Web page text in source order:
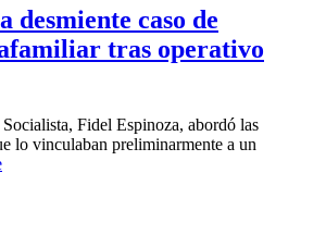
desmiente caso de
tras operativo
Fidel Espinoza, abordó las
lo vinculaban preliminarmente a un